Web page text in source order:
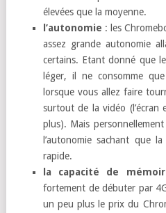
élevées que la moyenne.
l’autonomie : les
assez grande autonomie
certains. Etant donné que
léger, il ne consomme
lorsque vous allez faire
surtout de la vidéo (l’écran
plus). Mais
l’autonomie sachant que
rapide.
la capacité de
fortement de débuter par
un peu plus le prix du